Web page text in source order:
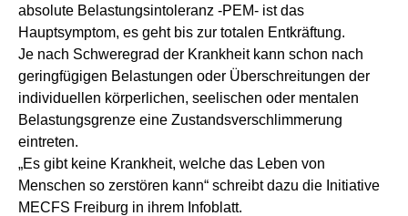
absolute Belastungsintoleranz -PEM- ist das
Hauptsymptom, es geht bis zur totalen Entkräftung.
Je nach Schweregrad der Krankheit kann schon nach
geringfügigen Belastungen oder Überschreitungen der
individuellen körperlichen, seelischen oder mentalen
Belastungsgrenze eine Zustandsverschlimmerung
eintreten.
„Es gibt keine Krankheit, welche das Leben von
Menschen so zerstören kann“ schreibt dazu die Initiative
MECFS Freiburg in ihrem Infoblatt.